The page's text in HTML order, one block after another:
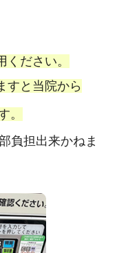
ださい。
すと当院から
。
負担出来かねま